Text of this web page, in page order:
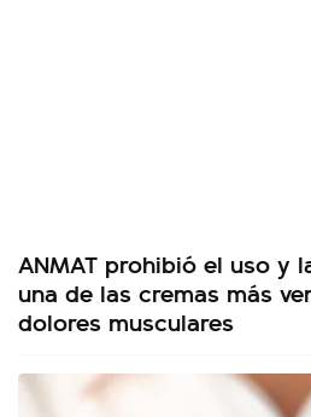
ANMAT prohibió el uso y
una de las cremas más
dolores musculares